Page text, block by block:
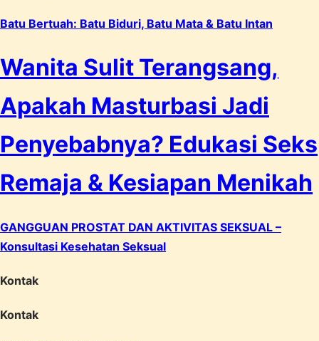
Batu Bertuah: Batu Biduri, Batu Mata & Batu Intan
Wanita Sulit Terangsang,
Apakah Masturbasi Jadi
Penyebabnya? Edukasi Seks
Remaja & Kesiapan Menikah
GANGGUAN PROSTAT DAN AKTIVITAS SEKSUAL –
Konsultasi Kesehatan Seksual
Kontak
Kontak